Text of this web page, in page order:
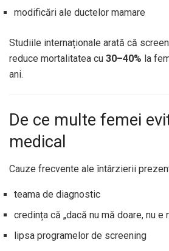
modificări ale ductelor mamare
Studiile internaționale arată că
reduce mortalitatea cu 30–40% la
ani.
De ce multe femei
medical
Cauze frecvente ale întârzierii
teama de diagnostic
credința că „dacă nu mă doare, nu e
lipsa programelor de screening